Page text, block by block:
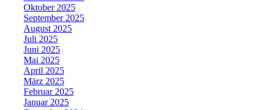
Oktober 2025
September 2025
August 2025
Juli 2025
Juni 2025
Mai 2025
April 2025
März 2025
Februar 2025
Januar 2025